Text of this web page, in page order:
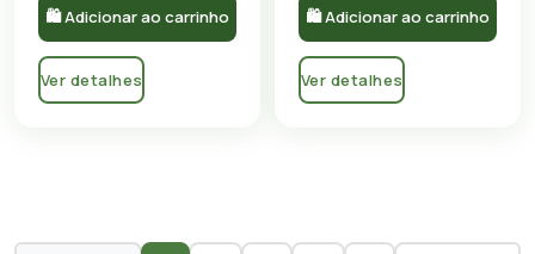
🛍 Adicionar ao carrinho
Ver detalhes
🛍 Adicionar ao carrinho
Ver detalhes